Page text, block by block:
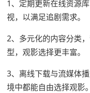
1、定期更新在线资源
视，以满足追剧需求。
2、多元化的内容分类
型，观影选择更丰富。
3、离线下载与流媒体
境中都能自由选择观影。